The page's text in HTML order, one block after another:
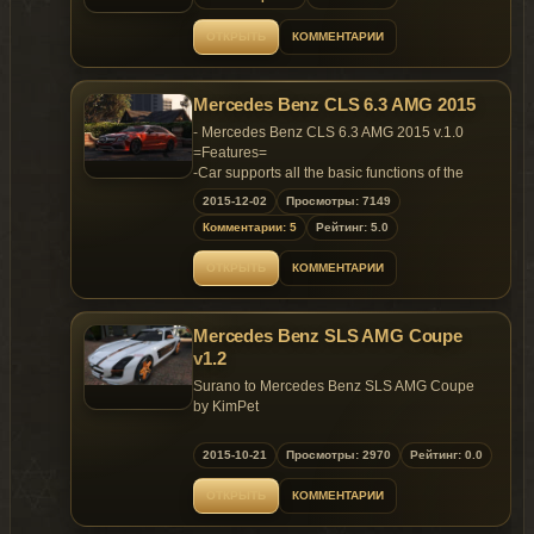
КОММЕНТАРИИ
Mercedes Benz CLS 6.3 AMG 2015
- Mercedes Benz CLS 6.3 AMG 2015 v.1.0
=Features=
-Car supports all the basic functions of the
game
-Real size auto
-Working lights
-HQ Interior
-Working dashboard
-HQ Engine
-Working Dirt.
-Lods
-Breakable windows
-Hands on the steering wheel
-Correct collision
=BUGS=
-no handling.
Install
-Replace the two files
2015-12-02
Просмотры: 7149
Комментарии: 5
Рейтинг: 5.0
КОММЕНТАРИИ
Mercedes Benz SLS AMG Coupe
v1.2
Surano to Mercedes Benz SLS AMG Coupe
by KimPet
Model: PCars+AC
Ripped: DMN
Update 1.2
Fix Some Details.
2015-10-21 Просмотры: 2970 Рейтинг: 0.0
КОММЕНТАРИИ